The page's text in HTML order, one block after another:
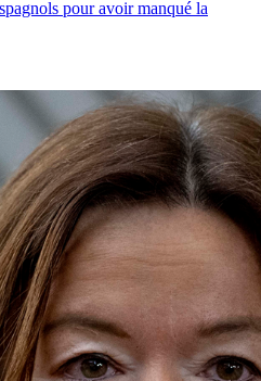
pour avoir manqué la